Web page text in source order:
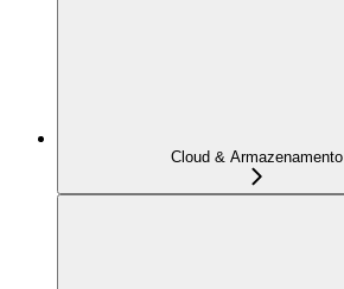
Cloud & Armazenamento